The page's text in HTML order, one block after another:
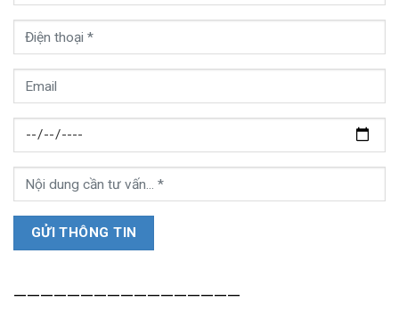
—————————————————